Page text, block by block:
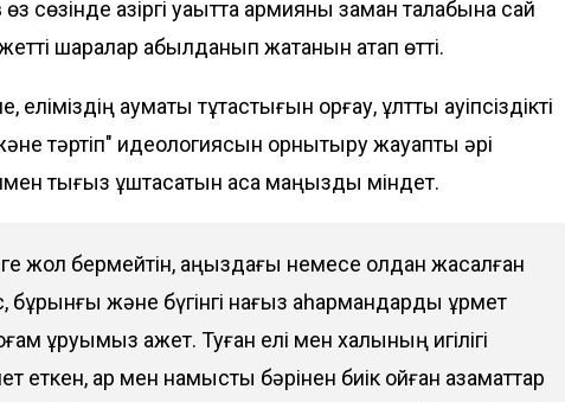
сөзінде қазіргі уақытта армияны заман талабына сай
шаралар қабылданып жатқанын атап өтті.
еліміздің аумақтық тұтастығын қорғау, ұлттық қауіпсіздікті
тәртіп" идеологиясын орнықтыру жауапты әрі
тығыз ұштасатын аса маңызды міндет.
жол бермейтін, аңыздағы немесе қолдан жасалған
және бүгінгі нағыз қаһармандарды құрмет
құруымыз қажет. Туған елі мен халқының игілігі
еткен, ар мен намысты бәрінен биік қойған азаматтар